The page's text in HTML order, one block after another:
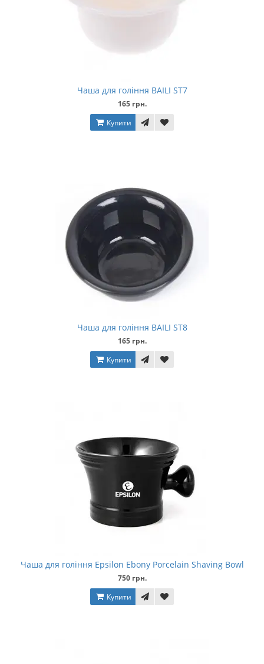
Чаша для гоління BAILI ST7
165 грн.
Купити
Чаша для гоління BAILI ST8
165 грн.
Купити
Чаша для гоління Epsilon Ebony Porcelain Shaving Bowl
750 грн.
Купити